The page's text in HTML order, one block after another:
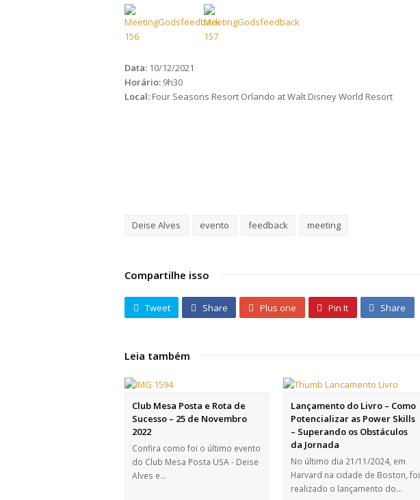
Data: 10/12/2021
Horário: 9h30
Local: Four Seasons Resort Orlando at Walt Disney World Resort
Deise Alves evento feedback meeting
Compartilhe isso
Tweet Share Plus one Pin It Share
Leia também
Club Mesa Posta e Rota de
Sucesso – 25 de Novembro
2022
Confira como foi o último evento
do Club Mesa Posta USA - Deise
Alves e…
Lançamento do Livro – Como
Potencializar as Power Skills
– Superando os Obstáculos
da Jornada
No último dia 21/11/2024, em
Harvard na cidade de Boston, foi
realizado o lançamento do…